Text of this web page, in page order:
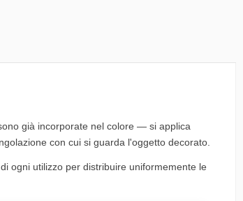
già incorporate nel colore — si applica
con cui si guarda l'oggetto decorato.
ogni utilizzo per distribuire uniformemente le